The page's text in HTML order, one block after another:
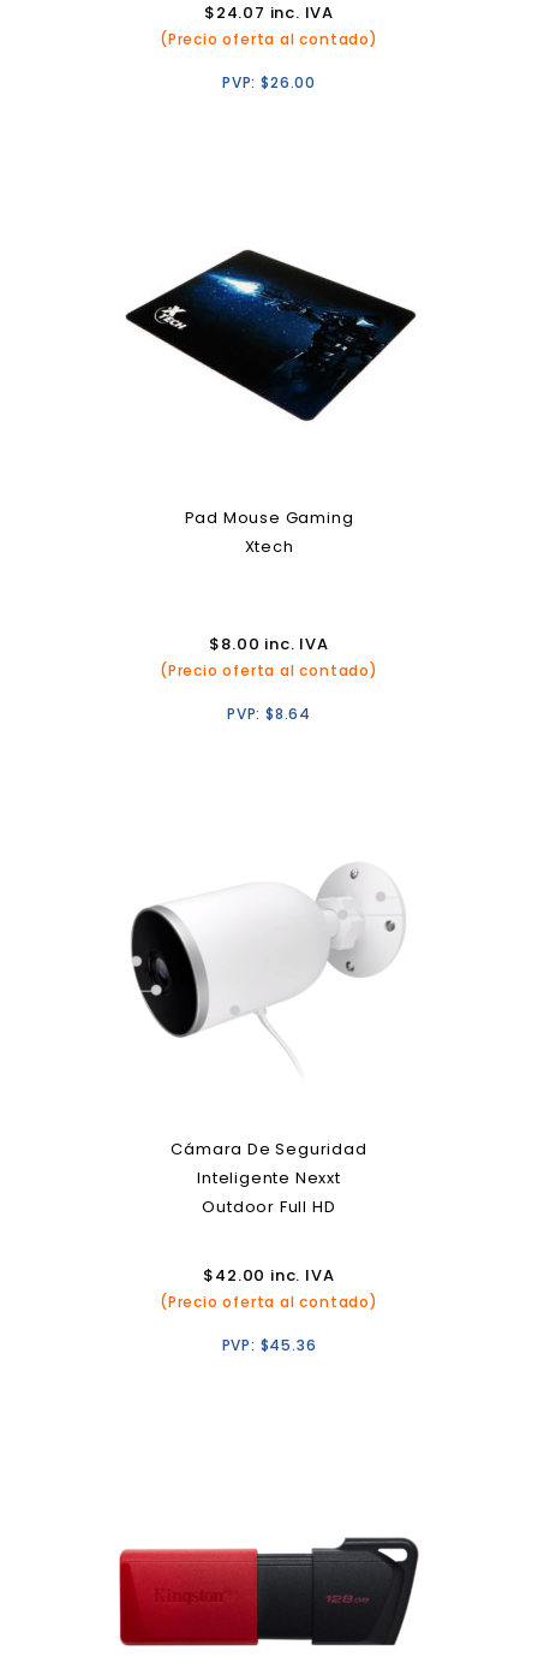
$24.07 inc. IVA
(Precio oferta al contado)
PVP:$26.00
Pad Mouse Gaming
Xtech
$8.00 inc. IVA
(Precio oferta al contado)
PVP: $8.64
Cámara De Seguridad
Inteligente Nexxt
Outdoor Full HD
$42.00 inc. IVA
(Precio oferta al contado)
PVP: $45.36